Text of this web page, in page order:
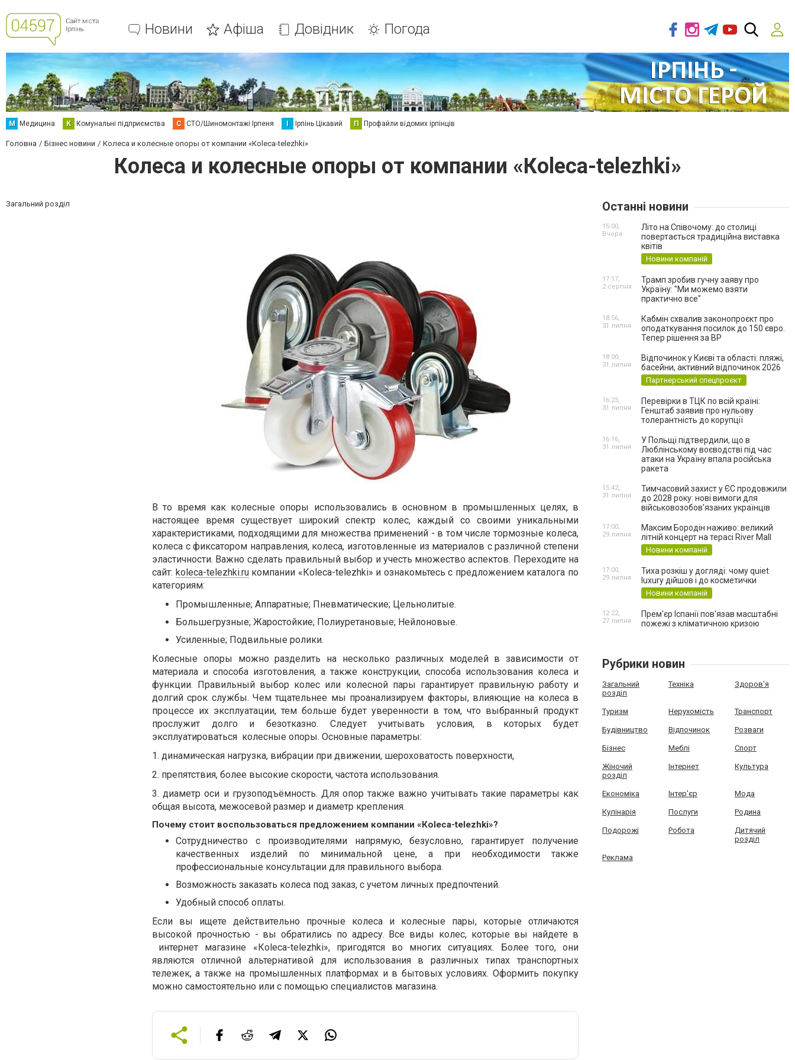
Новини Афіша Довідник Погода
М Медицина К Комунальні підприємства С СТО/Шиномонтажі Ірпеня І Ірпінь Цікавий П Профайли відомих ірпінців
Головна Бізнес новини Колеса и колесные опоры от компании «Кoleca-telezhki»
Колеса и колесные опоры от компании «Кoleca-telezhki»
Загальний розділ
В то время как колесные опоры использовались в основном в промышленных целях, в
настоящее время существует широкий спектр колес, каждый со своими уникальными
характеристиками, подходящими для множества применений - в том числе тормозные колеса,
колеса с фиксатором направления, колеса, изготовленные из материалов с различной степени
эластичности. Важно сделать правильный выбор и учесть множество аспектов. Переходите на
сайт: koleca-telezhki.ruкомпании «Кoleca-telezhki» и ознакомьтесь с предложением каталога по
категориям:
Промышленные; Аппаратные; Пневматические; Цельнолитые.
Большегрузные; Жаростойкие; Полиуретановые; Нейлоновые.
Усиленные; Подвильные ролики.
Колесные опоры можно разделить на несколько различных моделей в зависимости от
материала и способа изготовления, а также конструкции, способа использования колеса и
функции. Правильный выбор колес или колесной пары гарантирует правильную работу и
долгий срок службы. Чем тщательнее мы проанализируем факторы, влияющие на колеса в
процессе их эксплуатации, тем больше будет уверенности в том, что выбранный продукт
прослужит долго и безотказно. Следует учитывать условия, в которых будет
эксплуатироваться колесные опоры. Основные параметры:
1. динамическая нагрузка, вибрации при движении, шероховатость поверхности,
2. препятствия, более высокие скорости, частота использования.
3.диаметр оси и грузоподъёмность. Для опор также важно учитывать такие параметры как
общая высота, межосевой размер и диаметр крепления.
Почему стоит воспользоваться предложением компании «Кoleca-telezhki»?
Сотрудничество с производителями напрямую, безусловно, гарантирует получение
качественных изделий по минимальной цене, а при необходимости также
профессиональные консультации для правильного выбора.
Возможность заказать колеса под заказ, с учетом личных предпочтений.
Удобный способ оплаты.
Если вы ищете действительно прочные колеса и колесные пары, которые отличаются
высокой прочностью - вы обратились по адресу. Все виды колес, которые вы найдете в
интернет магазине «Кoleca-telezhki», пригодятся во многих ситуациях. Более того, они
являются отличной альтернативой для использования в различных типах транспортных
тележек, а также на промышленных платформах и в бытовых условиях. Оформить покупку
можно самостоятельно или с помощью специалистов магазина.
Останні новини
Літо на Співочому: до столиці
повертається традиційна виставка
квітів
Новини компаній
15:00,
Вчора
Трамп зробив гучну заяву про
Україну: "Ми можемо взяти
практично все"
17:17,
2 серпня
Кабмін схвалив законопроєкт про
оподаткування посилок до 150 євро.
Тепер рішення за ВР
18:56,
31 липня
Відпочинок у Києві та області: пляжі,
басейни, активний відпочинок 2026
Партнерський спецпроєкт
18:00,
31 липня
Перевірки в ТЦК по всій країні:
Генштаб заявив про нульову
толерантність до корупції
16:23,
31 липня
У Польщі підтвердили, що в
Люблінському воєводстві під час
атаки на Україну впала російська
ракета
16:16,
31 липня
Тимчасовий захист у ЄС продовжили
до 2028 року: нові вимоги для
військовозобов’язаних українців
15:42,
31 липня
Максим Бородін наживо: великий
літній концерт на терасі River Mall
Новини компаній
17:00,
29 липня
Тиха розкіш у догляді: чому quiet
luxury дійшов і до косметички
Новини компаній
17:00,
29 липня
Прем'єр Іспанії пов'язав масштабні
пожежі з кліматичною кризою
12:22,
27 липня
Рубрики новин
Загальний
розділ
Техніка Здоров'я
Туризм Нерухомість Транспорт
Будівництво Відпочинок Розваги
Бізнес Меблі Спорт
Жіночий
розділ
Інтернет Культура
Економіка Інтер'єр Мода
Кулінарія Послуги Родина
Подорожі Робота
Дитячий
розділ
Реклама